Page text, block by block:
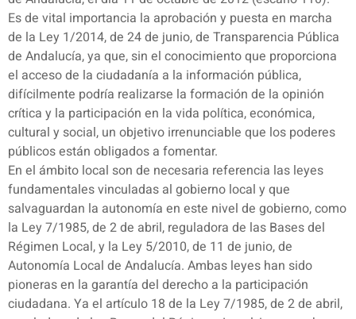
Es de vital importancia la aprobación y puesta en marcha
de la Ley 1/2014, de 24 de junio, de Transparencia Pública
de Andalucía, ya que, sin el conocimiento que proporciona
el acceso de la ciudadanía a la información pública,
difícilmente podría realizarse la formación de la opinión
crítica y la participación en la vida política, económica,
cultural y social, un objetivo irrenunciable que los poderes
públicos están obligados a fomentar.
En el ámbito local son de necesaria referencia las leyes
fundamentales vinculadas al gobierno local y que
salvaguardan la autonomía en este nivel de gobierno, como
la Ley 7/1985, de 2 de abril, reguladora de las Bases del
Régimen Local, y la Ley 5/2010, de 11 de junio, de
Autonomía Local de Andalucía. Ambas leyes han sido
pioneras en la garantía del derecho a la participación
ciudadana. Ya el artículo 18 de la Ley 7/1985, de 2 de abril,